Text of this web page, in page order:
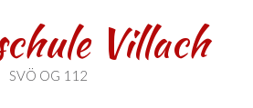
Villach
SVÖ OG 112